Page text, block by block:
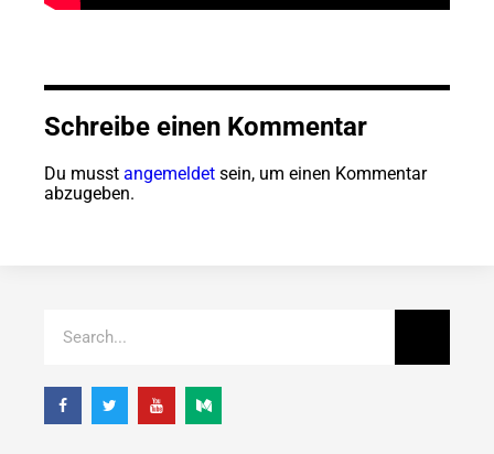
Schreibe einen Kommentar
Du musst angemeldet sein, um einen Kommentar
abzugeben.